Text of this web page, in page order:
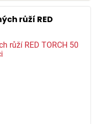
růží RED